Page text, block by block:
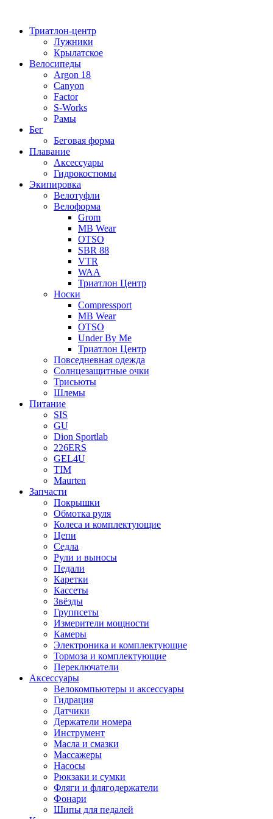
содержимому
Триатлон-центр
Лужники
Крылатское
Велосипеды
Argon 18
Canyon
Factor
S-Works
Рамы
Бег
Беговая форма
Плавание
Аксессуары
Гидрокостюмы
Экипировка
Велотуфли
Велоформа
Grom
MB Wear
OTSO
SBR 88
VTR
WAA
Триатлон Центр
Носки
Compressport
MB Wear
OTSO
Under By Me
Триатлон Центр
Повседневная одежда
Солнцезащитные очки
Трисьюты
Шлемы
Питание
SIS
GU
Dion Sportlab
226ERS
GEL4U
TIM
Maurten
Запчасти
Покрышки
Обмотка руля
Колеса и комплектующие
Цепи
Седла
Рули и выносы
Педали
Каретки
Кассеты
Звёзды
Группсеты
Измерители мощности
Камеры
Электроника и комплектующие
Тормоза и комплектующие
Переключатели
Аксессуары
Велокомпьютеры и аксессуары
Гидрация
Датчики
Держатели номера
Инструмент
Масла и смазки
Массажеры
Насосы
Рюкзаки и сумки
Фляги и флягодержатели
Фонари
Шипы для педалей